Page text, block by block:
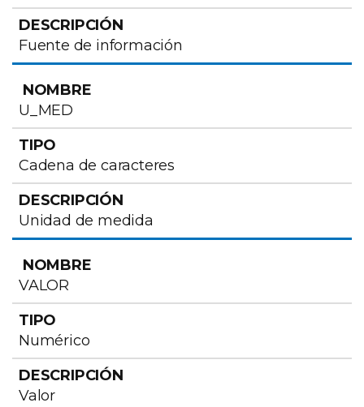
Fuente de información
U_MED
Cadena de caracteres
Unidad de medida
VALOR
Numérico
Valor